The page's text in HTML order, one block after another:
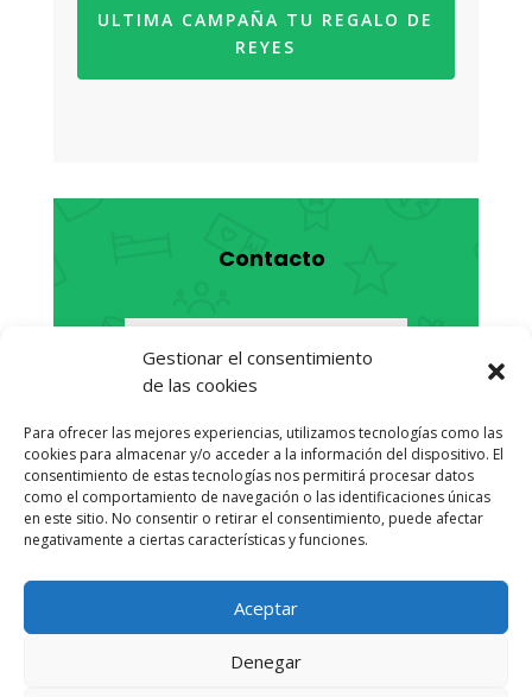
Gestionar el consentimiento
de las cookies
Para ofrecer las mejores experiencias, utilizamos tecnologías como las
cookies para almacenar y/o acceder a la información del dispositivo. El
consentimiento de estas tecnologías nos permitirá procesar datos
como el comportamiento de navegación o las identificaciones únicas
en este sitio. No consentir o retirar el consentimiento, puede afectar
negativamente a ciertas características y funciones.
Aceptar
Denegar
ULTIMA CAMPAÑA TU REGALO DE
REYES
Contacto